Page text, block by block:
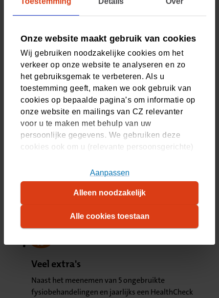
Onze website maakt gebruik van cookies
Wij gebruiken noodzakelijke cookies om het
verkeer op onze website te analyseren en zo
het gebruiksgemak te verbeteren. Als u
toestemming geeft, maken we ook gebruik van
cookies op bepaalde pagina’s om informatie op
onze website en mailings van CZ relevanter
voor u te maken met behulp van uw
persoonlijke gegevens. We gebruiken deze
cookies ook om u (relevante persoonsgerichte)
U kunt akkoord gaan met het plaatsen van alle
cookies, alleen noodzakelijke cookies, of uw
cookie-instellingen zelf aanpassen. Meer
informatie over hoe wij cookies gebruiken, vindt
cookiestatement. Wilt u weten welke
cookies we plaatsen, kijk dan in onsoverzicht.
Alle cookies toestaan
Aanpassen
Alleen noodzakelijk
volgende jaar.
het met de HealthCheck. En krijgt direct praktische
tips om zelf aan de slag te gaan met uw leefstijl.
Méér dan 20 extra's om fit en gezond te blijven
Zoals verschillende online trainingen met een
persoonlijke coach. Bijvoorbeeld een training
mindfulness.
Ontdek de extra's
Ruimste vergoedingen
Vergoedingen uit de aanvullende verzekeringen zijn
speciaal voor u afgestemd met uw werkgever.
Veel extra's
Naast het meenemen van 5 ongebruikte
fysiobehandelingen en jaarlijks een HealthCheck